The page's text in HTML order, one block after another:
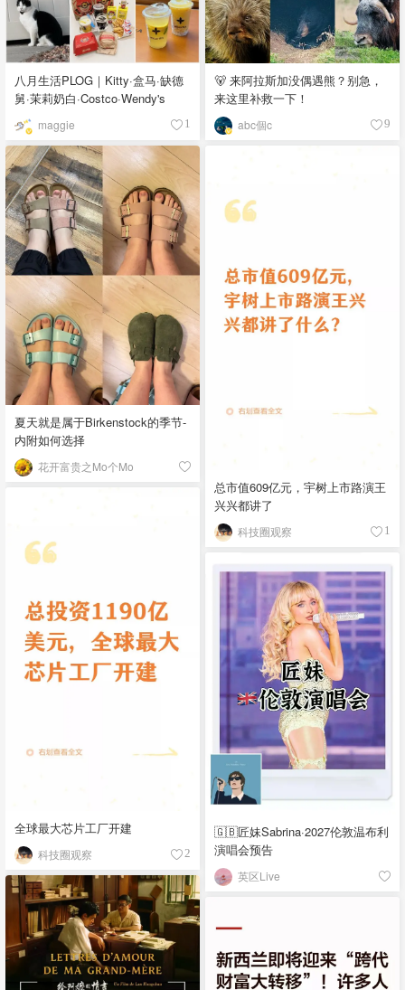
八月生活PLOG｜Kitty·盒马·缺德
舅·茉莉奶白·Costco·Wendy's
maggie 1
🐻 来阿拉斯加没偶遇熊？别急，
来这里补救一下！
abc個c 9
夏天就是属于Birkenstock的季节-
内附如何选择
花开富贵之Mo个Mo
总市值609亿元，宇树上市路演王
兴兴都讲了
科技圈观察 1
全球最大芯片工厂开建
科技圈观察 2
🇬🇧匠妹Sabrina·2027伦敦温布利
演唱会预告
英区Live